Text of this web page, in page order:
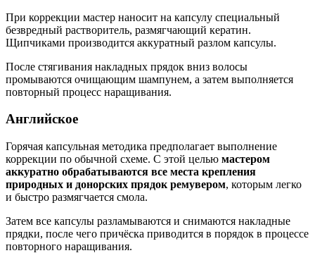
При коррекции мастер наносит на капсулу специальный
безвредный растворитель, размягчающий кератин.
Щипчиками производится аккуратный разлом капсулы.
После стягивания накладных прядок вниз волосы
промываются очищающим шампунем, а затем выполняется
повторный процесс наращивания.
Английское
Горячая капсульная методика предполагает выполнение
коррекции по обычной схеме. С этой целью мастером
аккуратно обрабатываются все места крепления
природных и донорских прядок ремувером, которым легко
и быстро размягчается смола.
Затем все капсулы разламываются и снимаются накладные
прядки, после чего причёска приводится в порядок в процессе
повторного наращивания.